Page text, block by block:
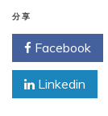
分享
Facebook
Linkedin